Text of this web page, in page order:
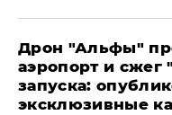
Дрон "Альфы"
аэропорт и
запуска:
эксклюзивные